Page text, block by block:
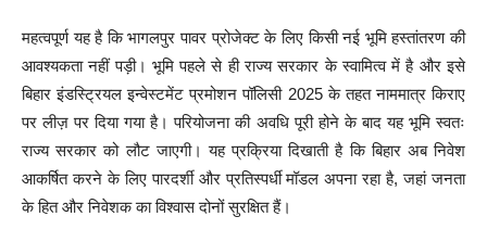
महत्वपूर्ण यह है कि भागलपुर पावर प्रोजेक्ट के लिए किसी नई भूमि हस्तांतरण की
आवश्यकता नहीं पड़ी। भूमि पहले से ही राज्य सरकार के स्वामित्व में है और इसे
बिहार इंडस्ट्रियल इन्वेस्टमेंट प्रमोशन पॉलिसी 2025 के तहत नाममात्र किराए
पर लीज़ पर दिया गया है। परियोजना की अवधि पूरी होने के बाद यह भूमि स्वतः
राज्य सरकार को लौट जाएगी। यह प्रक्रिया दिखाती है कि बिहार अब निवेश
आकर्षित करने के लिए पारदर्शी और प्रतिस्पर्धी मॉडल अपना रहा है, जहां जनता
के हित और निवेशक का विश्वास दोनों सुरक्षित हैं।